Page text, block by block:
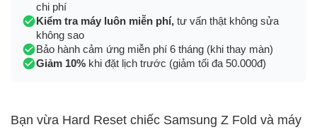
chi phí
Kiểm tra máy luôn miễn phí, tư vấn thật không sửa
không sao
Bảo hành cảm ứng miễn phí 6 tháng (khi thay màn)
Giảm 10% khi đặt lịch trước (giảm tối đa 50.000đ)
Bạn vừa Hard Reset chiếc Samsung Z Fold và máy